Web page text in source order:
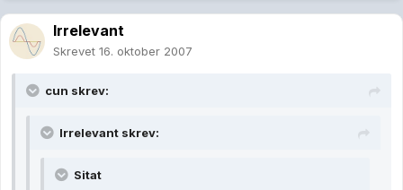
Irrelevant
Skrevet 16. oktober 2007
cun skrev:
Irrelevant skrev:
Sitat